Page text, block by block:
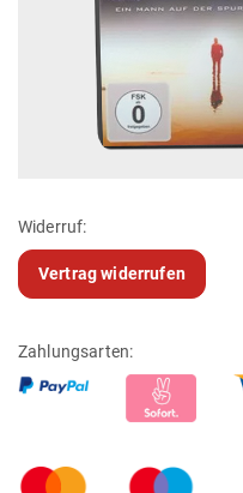
Widerruf:
Vertrag widerrufen
Zahlungsarten: